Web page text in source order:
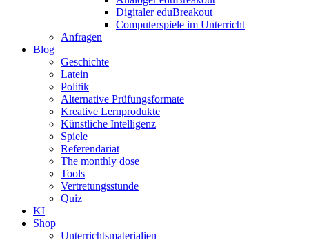
Digitaler eduBreakout
Computerspiele im Unterricht
Anfragen
Blog
Geschichte
Latein
Politik
Alternative Prüfungsformate
Kreative Lernprodukte
Künstliche Intelligenz
Spiele
Referendariat
The monthly dose
Tools
Vertretungsstunde
Quiz
KI
Shop
Unterrichtsmaterialien